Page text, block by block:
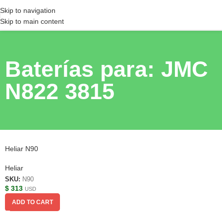
Skip to navigation
Skip to main content
Baterías para: JMC
N822 3815
Heliar N90
Heliar
SKU: N90
$ 313 USD
ADD TO CART